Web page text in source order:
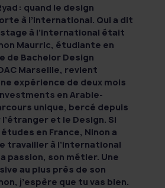
: quand le design
à l’international. Qui a dit
à l’international était
Maurric, étudiante en
de Bachelor Design
Marseille, revient
expérience de deux mois
en Arabie-
unique, bercé depuis
et le Design. Si
en France, Ninon a
travailler à l’international
passion, son métier. Une
au plus près de son
j’espère que tu vas bien.